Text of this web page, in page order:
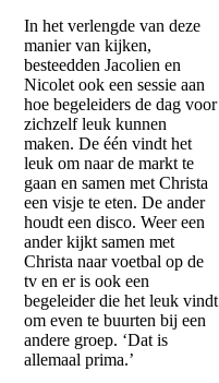
In het verlengde van deze
manier van kijken,
besteedden Jacolien en
Nicolet ook een sessie aan
hoe begeleiders de dag voor
zichzelf leuk kunnen
maken. De één vindt het
leuk om naar de markt te
gaan en samen met Christa
een visje te eten. De ander
houdt een disco. Weer een
ander kijkt samen met
Christa naar voetbal op de
tv en er is ook een
begeleider die het leuk vindt
om even te buurten bij een
andere groep. ‘Dat is
allemaal prima.’